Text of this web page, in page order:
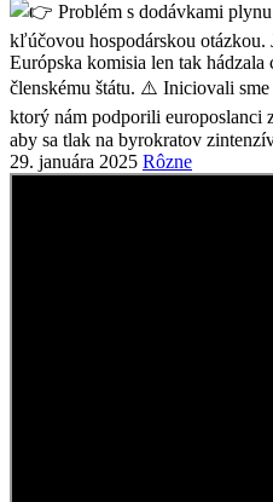
29. januára 2025 Rôzne